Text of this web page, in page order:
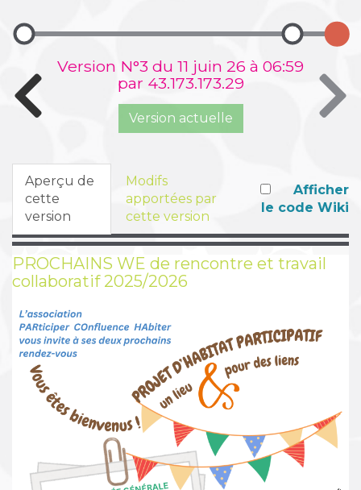
Version N°3 du 11 juin 26 à 06:59
par 43.173.173.29
Version actuelle
Aperçu de
cette
version
Modifs
apportées par
cette version
Afficher
le code Wiki